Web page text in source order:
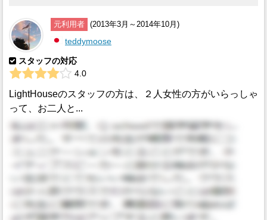
元利用者 (2013年3月～2014年10月)
teddymoose
スタッフの対応
4.0
LightHouseのスタッフの方は、２人女性の方がいらっしゃ
って、お二人と...